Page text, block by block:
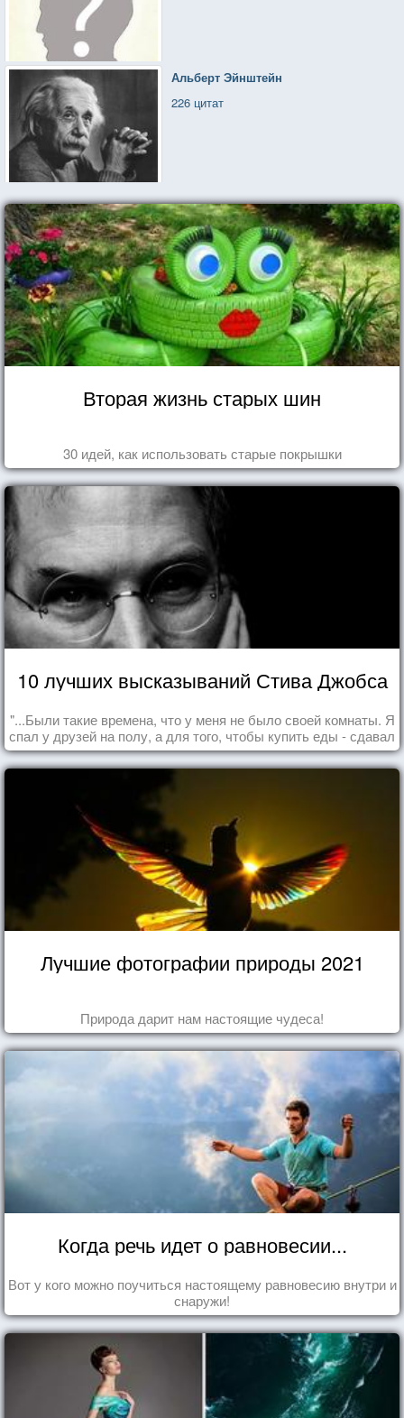
Альберт Эйнштейн
226 цитат
Вторая жизнь старых шин
30 идей, как использовать старые покрышки
10 лучших высказываний Стива Джобса
"...Были такие времена, что у меня не было своей комнаты. Я
спал у друзей на полу, а для того, чтобы купить еды - сдавал
бутылки из под кока-колы"
Лучшие фотографии природы 2021
Природа дарит нам настоящие чудеса!
Когда речь идет о равновесии...
Вот у кого можно поучиться настоящему равновесию внутри и
снаружи!